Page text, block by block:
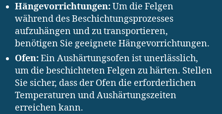
Hängevorrichtungen:Um die Felgen
während des Beschichtungsprozesses
aufzuhängen und zu transportieren,
benötigen Sie geeignete Hängevorrichtungen.
Ofen:Ein Aushärtungsofen ist unerlässlich,
um die beschichteten Felgen zu härten. Stellen
Sie sicher, dass der Ofen die erforderlichen
Temperaturen und Aushärtungszeiten
erreichen kann.